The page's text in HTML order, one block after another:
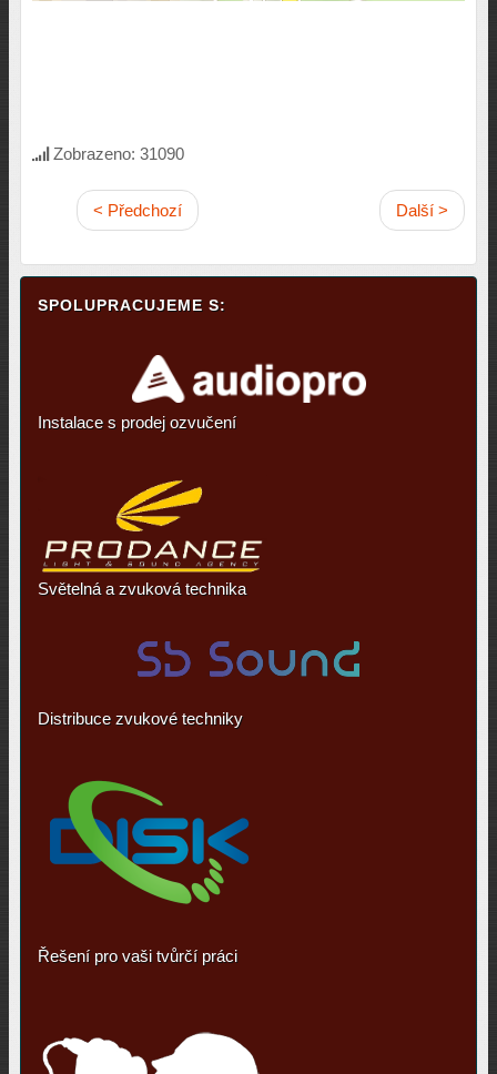
Zobrazeno: 31090
< Předchozí Další >
SPOLUPRACUJEME S:
Instalace s prodej ozvučení
Světelná a zvuková technika
Distribuce zvukové techniky
Řešení pro vaši tvůrčí práci